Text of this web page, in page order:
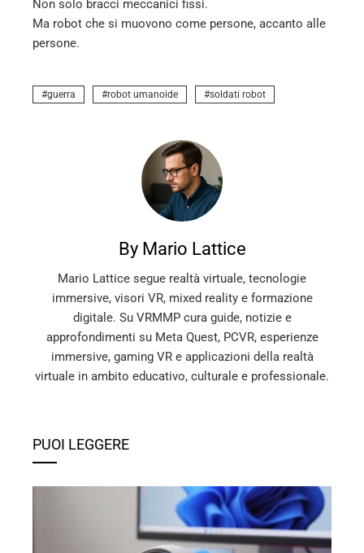
Non solo bracci meccanici fissi.
Ma robot che si muovono come persone, accanto alle
persone.
guerra robot umanoide soldati robot
By Mario Lattice
Mario Lattice segue realtà virtuale, tecnologie
immersive, visori VR, mixed reality e formazione
digitale. Su VRMMP cura guide, notizie e
approfondimenti su Meta Quest, PCVR, esperienze
immersive, gaming VR e applicazioni della realtà
virtuale in ambito educativo, culturale e professionale.
PUOI LEGGERE